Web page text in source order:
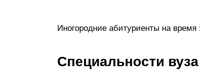
Иногородние абитуриенты на
Специальности вуза